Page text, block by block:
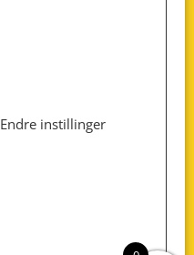
Endre instillinger